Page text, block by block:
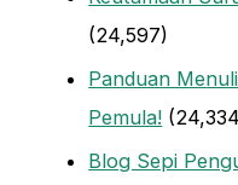
(24,597)
Panduan
Pemula!
Blog Sepi